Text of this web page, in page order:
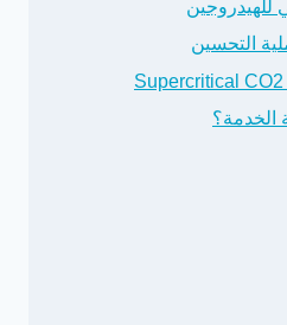
للهيدروجين
التحسين
Supercritical
الخدمة؟